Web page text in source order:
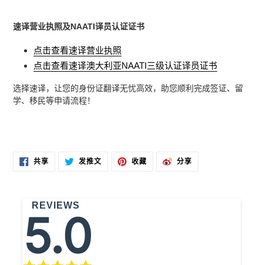
速译营业执照及NAATI译员认证证书
点击查看速译营业执照
点击查看速译澳大利亚NAATI三级认证译员证书
选择速译，让您的身份证翻译无忧高效，助您顺利完成签证、留
学、移民等申请流程！
共享在
FACEBOOK
发推文在
TWITTER
收藏固
定
分享分
REVIEWS
5.0